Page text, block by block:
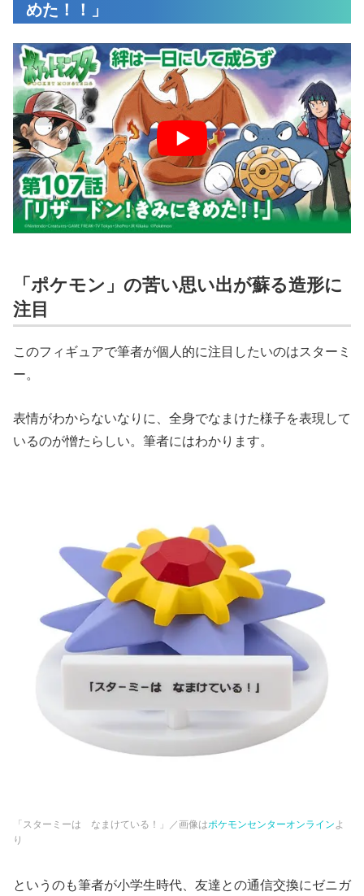
めた！！」
「ポケモン」の苦い思い出が蘇る造形に
注目
このフィギュアで筆者が個人的に注目したいのはスターミ
ー。
表情がわからないなりに、全身でなまけた様子を表現して
いるのが憎たらしい。筆者にはわかります。
「スターミーは なまけている！」／画像はポケモンセンターオンライン よ
り
というのも筆者が小学生時代、友達との通信交換にゼニガ